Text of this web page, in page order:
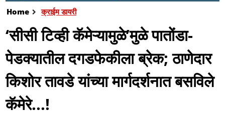
Home क्राईम डायरी
‘सीसी टिव्ही कॅमेऱ्यामुळे’मुळे पातोंडा-
पेडक्यातील दगडफेकीला ब्रेक; ठाणेदार
किशोर तावडे यांच्या मार्गदर्शनात बसविले
कॅमेरे...!